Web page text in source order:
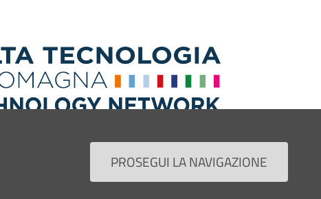
PROSEGUI LA NAVIGAZIONE